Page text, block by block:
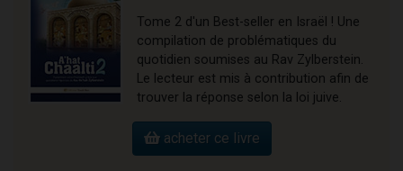
Tome 2 d'un Best-seller en Israël ! Une
compilation de problématiques du
quotidien soumises au Rav Zylberstein.
Le lecteur est mis à contribution afin de
trouver la réponse selon la loi juive.
acheter ce livre